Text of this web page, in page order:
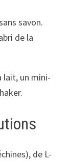
savon.
de la
lait, un mini-
de L-